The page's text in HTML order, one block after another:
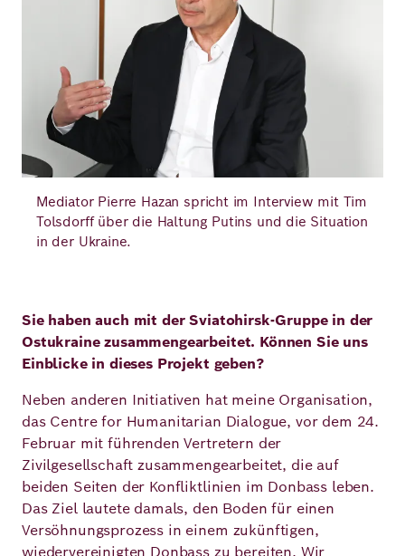
Mediator Pierre Hazan spricht im Interview mit Tim
Tolsdorff über die Haltung Putins und die Situation
in der Ukraine.
Sie haben auch mit der Sviatohirsk-Gruppe in der
Ostukraine zusammengearbeitet. Können Sie uns
Einblicke in dieses Projekt geben?
Neben anderen Initiativen hat meine Organisation,
das Centre for Humanitarian Dialogue, vor dem 24.
Februar mit führenden Vertretern der
Zivilgesellschaft zusammengearbeitet, die auf
beiden Seiten der Konfliktlinien im Donbass leben.
Das Ziel lautete damals, den Boden für einen
Versöhnungsprozess in einem zukünftigen,
wiedervereinigten Donbass zu bereiten. Wir